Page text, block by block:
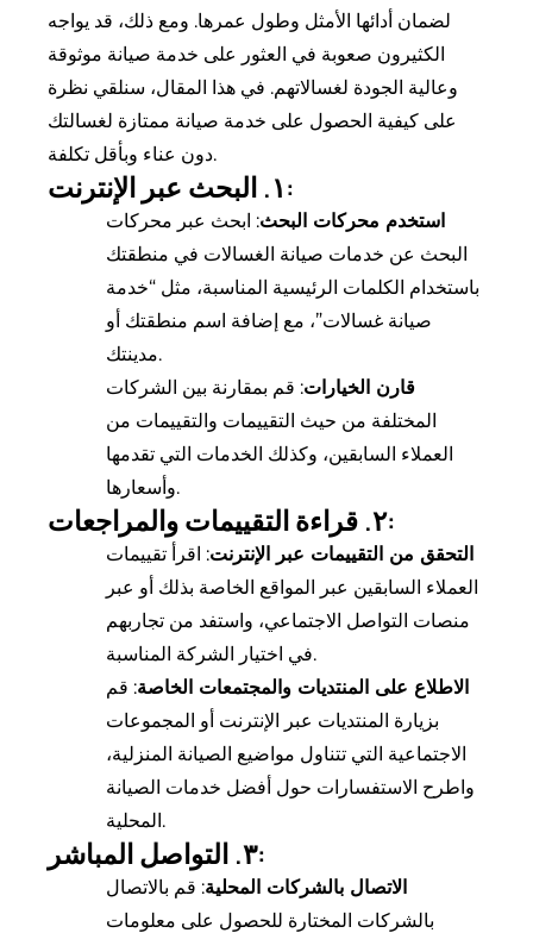
لضمان أدائها الأمثل وطول عمرها. ومع ذلك، قد يواجه
الكثيرون صعوبة في العثور على خدمة صيانة موثوقة
وعالية الجودة لغسالاتهم. في هذا المقال، سنلقي نظرة
على كيفية الحصول على خدمة صيانة ممتازة لغسالتك
دون عناء وبأقل تكلفة.
١. البحث عبر الإنترنت:
استخدم محركات البحث: ابحث عبر محركات
البحث عن خدمات صيانة الغسالات في منطقتك
باستخدام الكلمات الرئيسية المناسبة، مثل “خدمة
صيانة غسالات”، مع إضافة اسم منطقتك أو
مدينتك.
قارن الخيارات: قم بمقارنة بين الشركات
المختلفة من حيث التقييمات والتقييمات من
العملاء السابقين، وكذلك الخدمات التي تقدمها
وأسعارها.
٢. قراءة التقييمات والمراجعات:
التحقق من التقييمات عبر الإنترنت: اقرأ تقييمات
العملاء السابقين عبر المواقع الخاصة بذلك أو عبر
منصات التواصل الاجتماعي، واستفد من تجاربهم
في اختيار الشركة المناسبة.
الاطلاع على المنتديات والمجتمعات الخاصة: قم
بزيارة المنتديات عبر الإنترنت أو المجموعات
الاجتماعية التي تتناول مواضيع الصيانة المنزلية،
واطرح الاستفسارات حول أفضل خدمات الصيانة
المحلية.
٣. التواصل المباشر:
الاتصال بالشركات المحلية: قم بالاتصال
بالشركات المختارة للحصول على معلومات